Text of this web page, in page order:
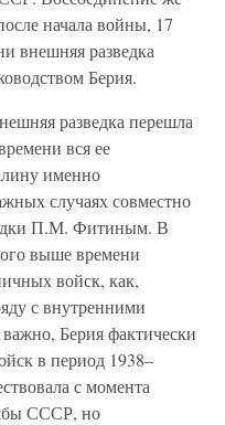
начала войны, 17
внешняя разведка
Берия.
разведка перешла
вся ее
именно
случаях совместно
П.М. Фитиным. В
выше времени
войск, как,
с внутренними
Берия фактически
в период 1938–
с момента
СССР, но